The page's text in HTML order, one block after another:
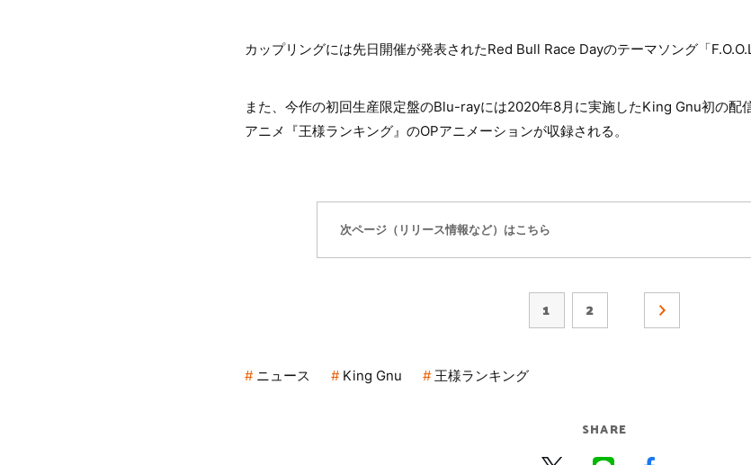
カップリングには先日開催が発表されたRed Bull Race Dayのテーマソング「
また、今作の初回生産限定盤のBlu-rayには2020年8月に実施したKing Gnu初の
アニメ『王様ランキング』のOPアニメーションが収録される。
次ページ（リリース情報など）はこちら
1 2
ニュース King Gnu 王様ランキング
SHARE